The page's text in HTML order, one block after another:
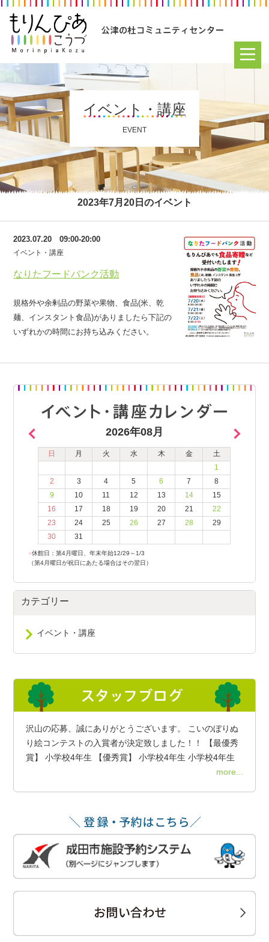
イベント・講座
EVENT
2023年7月20日のイベント
なりたフードバンク活動
2023.07.20 09:00-20:00
イベント・講座
規格外や余剰品の野菜や果物、食品(米、乾
麺、インスタント食品)がありましたら下記の
いずれかの時間にお持ち込みください。
2026年08月
日 月 火 水 木 金
土
1
2
3 4 5 6 7
8
9
10 11 12 13 14
15
16
17 18 19 20 21
22
23
24 25 26 27 28
29
30
31
●休館日：第4月曜日、年末年始12/29～1/3
（第4月曜日が祝日にあたる場合はその翌日）
カテゴリー
イベント・講座
沢山の応募、誠にありがとうございます。 こいのぼりぬ
り絵コンテストの入賞者が決定致しました！！ 【最優秀
賞】 小学校4年生 【優秀賞】 小学校4年生 小学校4年生
more...